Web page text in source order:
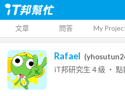
文章 問答 My
Rafael (
iT邦研究生 4 級 ‧ 點